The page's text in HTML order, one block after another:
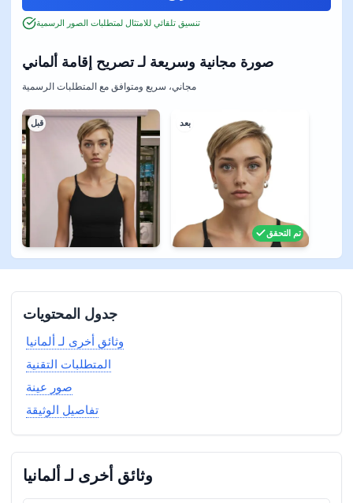
صورة مجانية وسريعة لـ تصريح إقامة ألماني
مجاني، سريع ومتوافق مع المتطلبات الرسمية
قبل بعد
تم التحقق
تنسيق تلقائي للامتثال لمتطلبات الصور الرسمية
جدول المحتويات
وثائق أخرى لـ ألمانيا
المتطلبات التقنية
صور عينة
تفاصيل الوثيقة
وثائق أخرى لـ ألمانيا